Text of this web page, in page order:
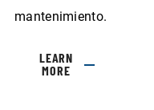
mantenimiento.
LEARN
MORE